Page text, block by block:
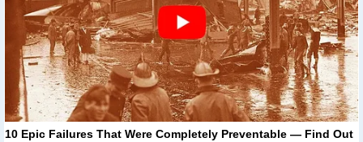
10 Epic Failures That Were Completely Preventable — Find Out